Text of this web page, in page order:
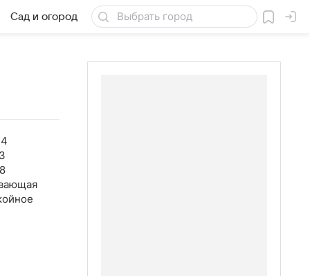
Сад и огород Товары для дачи